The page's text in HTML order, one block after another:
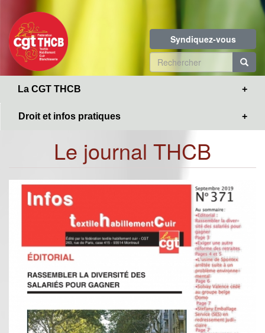
contenu
principal
Syndiquez-vous
Formulaire
de
La CGT THCB
Droit et infos pratiques
Le journal THCB